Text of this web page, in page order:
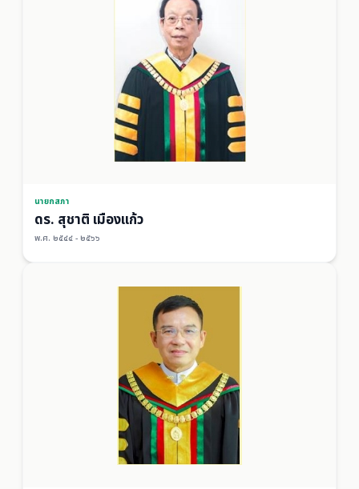
นายกสภา
ดร. สุชาติ เมืองแก้ว
พ.ศ. ๒๕๔๔ - ๒๕๖๖